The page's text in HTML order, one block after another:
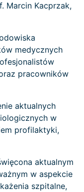
Marcin Kacprzak,
medycznych
pracowników
aktualnych
w
profilaktyki,
aktualnym
w aspekcie
szpitalne,